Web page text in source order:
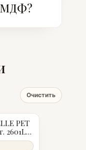
Очистить
PET
2601L,